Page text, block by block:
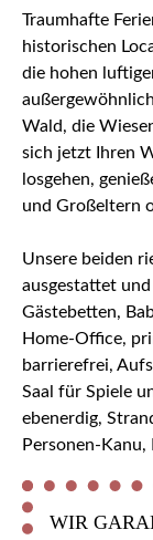
Traumhafte
historischen
die hohen
Wald, die
sich jetzt Ihren
losgehen,
und Großeltern
Unsere beiden
ausgestattet
Gästebetten,
Home-Office,
barrierefrei,
Saal für Spiele
ebenerdig,
Personen-
WIR